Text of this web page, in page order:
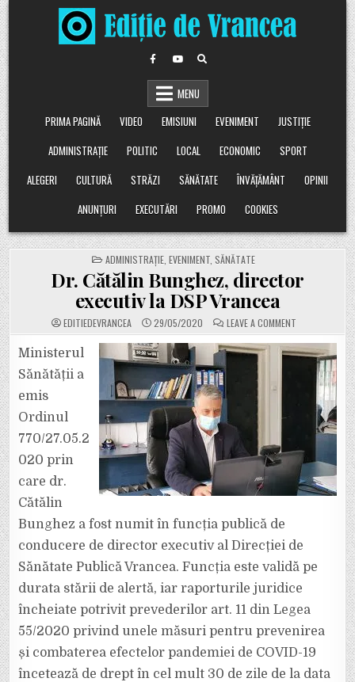
Skip
to
content
MENU
PRIMA PAGINĂ
VIDEO EMISIUNI EVENIMENT
JUSTIȚIE
ADMINISTRAȚIE
POLITIC LOCAL ECONOMIC
SPORT
ALEGERI
CULTURĂ STRĂZI SĂNĂTATE ÎNVĂȚĂMÂNT
OPINII
ANUNȚURI
EXECUTĂRI PROMO COOKIES
POSTED
IN
ADMINISTRAȚIE EVENIMENT SĂNĂTATE
Dr. Cătălin Bunghez, director
executiv la DSP Vrancea
EDITIEDEVRANCEA 29/05/2020 LEAVE A COMMENTON
DR.
CĂTĂLIN
BUNGHEZ,
DIRECTOR
EXECUTIV
VRANCEA
Ministerul
Sănătății a
emis
Ordinul
770/27.05.2
020 prin
care dr.
Cătălin
Bunghez a fost numit în funcția publică de
conducere de director executiv al Direcției de
Sănătate Publică Vrancea. Funcția este validă pe
durata stării de alertă, iar raporturile juridice
încheiate potrivit prevederilor art. 11 din Legea
55/2020 privind unele măsuri pentru prevenirea
și combaterea efectelor pandemiei de COVID-19
încetează de drept în cel mult 30 de zile de la data